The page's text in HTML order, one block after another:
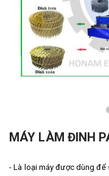
MÁY LÀM ĐINH
- Là loại máy được dùng để